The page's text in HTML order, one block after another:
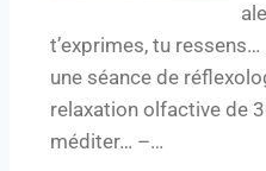
t’exprimes, tu
une séance de
relaxation olfactive de
méditer… –…